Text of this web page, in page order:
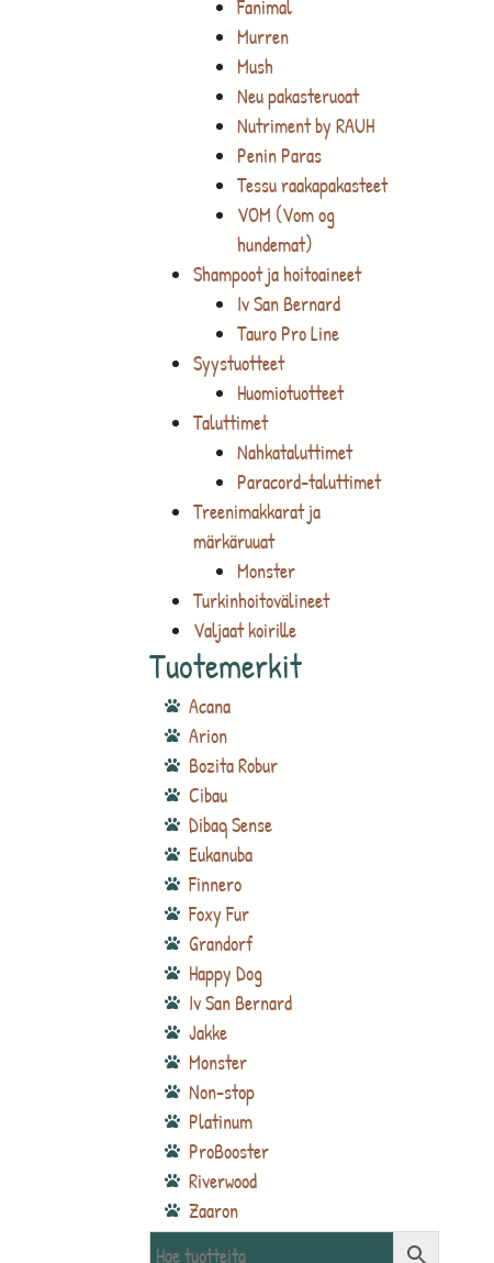
Fanimal
Murren
Mush
Neu pakasteruoat
Nutriment by RAUH
Penin Paras
Tessu raakapakasteet
VOM (Vom og
hundemat)
Shampoot ja hoitoaineet
Iv San Bernard
Tauro Pro Line
Syystuotteet
Huomiotuotteet
Taluttimet
Nahkataluttimet
Paracord-taluttimet
Treenimakkarat ja
märkäruuat
Monster
Turkinhoitovälineet
Valjaat koirille
Tuotemerkit
Acana
Arion
Bozita Robur
Cibau
Dibaq Sense
Eukanuba
Finnero
Foxy Fur
Grandorf
Happy Dog
Iv San Bernard
Jakke
Monster
Non-stop
Platinum
ProBooster
Riverwood
Zaaron